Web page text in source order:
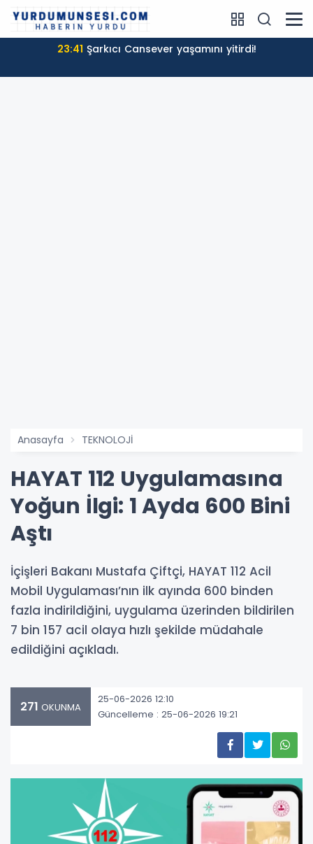
23:41 Şarkıcı Cansever yaşamını yitirdi!
Anasayfa TEKNOLOJİ
HAYAT 112 Uygulamasına
Yoğun İlgi: 1 Ayda 600 Bini
Aştı
İçişleri Bakanı Mustafa Çiftçi, HAYAT 112 Acil
Mobil Uygulaması’nın ilk ayında 600 binden
fazla indirildiğini, uygulama üzerinden bildirilen
7 bin 157 acil olaya hızlı şekilde müdahale
edildiğini açıkladı.
271 OKUNMA
25-06-2026 12:10
Güncelleme : 25-06-2026 19:21